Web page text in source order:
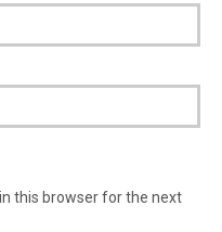
this browser for the next